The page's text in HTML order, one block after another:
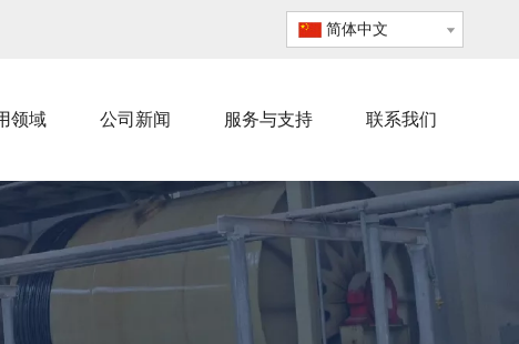
简体中文
领域 公司新闻 服务与支持 联系我们